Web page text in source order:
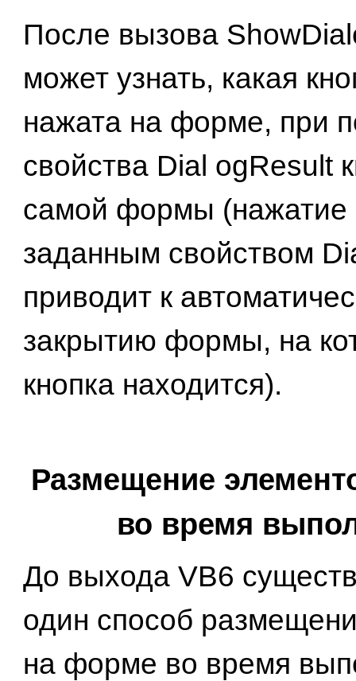
После вызова
может узнать, какая
нажата на форме, при
свойства Dial ogResult
самой формы (нажатие
заданным свойством
приводит к
закрытию формы, на
кнопка находится).
Размещение
во время
До выхода VB6
один способ
на форме во время